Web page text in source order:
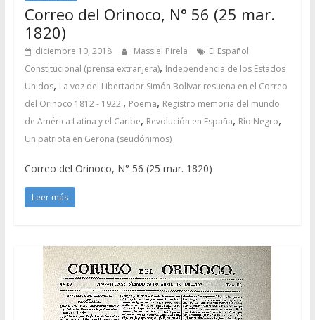
Correo del Orinoco, N° 56 (25 mar.
1820)
diciembre 10, 2018 Massiel Pirela
El Español
Constitucional (prensa extranjera), Independencia de los Estados
Unidos, La voz del Libertador Simón Bolívar resuena en el Correo
del Orinoco 1812 - 1922., Poema, Registro memoria del mundo
de América Latina y el Caribe, Revolución en España, Río Negro,
Un patriota en Gerona (seudónimos)
Correo del Orinoco, N° 56 (25 mar. 1820)
Leer más